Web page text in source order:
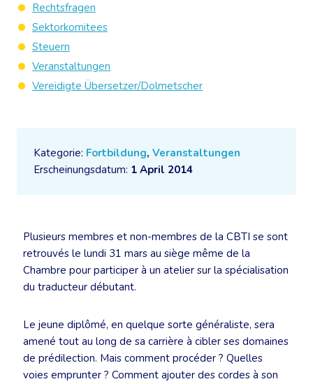
Kategorie: Fortbildung, Veranstaltungen
Erscheinungsdatum: 1 April 2014
Plusieurs membres et non-membres de la CBTI se sont
retrouvés le lundi 31 mars au siège même de la
Chambre pour participer à un atelier sur la spécialisation
du traducteur débutant.
Le jeune diplômé, en quelque sorte généraliste, sera
amené tout au long de sa carrière à cibler ses domaines
de prédilection. Mais comment procéder ? Quelles
voies emprunter ? Comment ajouter des cordes à son
Rechtsfragen
Sektorkomitees
Steuern
Veranstaltungen
Vereidigte Übersetzer/Dolmetscher